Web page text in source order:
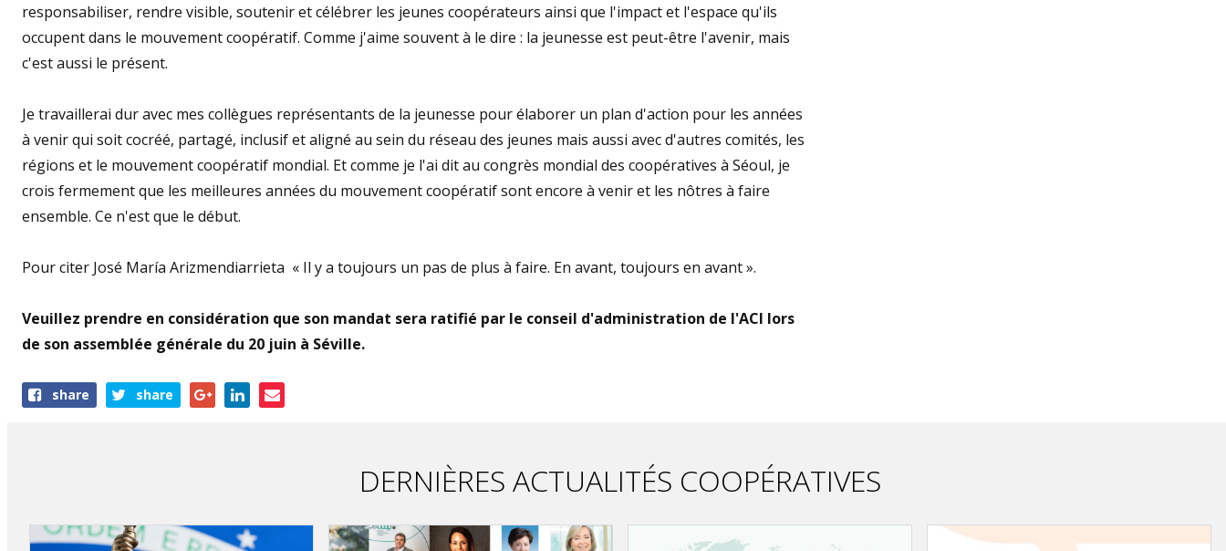
responsabiliser, rendre visible, soutenir et célébrer les jeunes coopérateurs ainsi que l'impact et l'espace qu'ils
occupent dans le mouvement coopératif. Comme j'aime souvent à le dire : la jeunesse est peut-être l'avenir, mais
c'est aussi le présent.
Je travaillerai dur avec mes collègues représentants de la jeunesse pour élaborer un plan d'action pour les années
à venir qui soit cocréé, partagé, inclusif et aligné au sein du réseau des jeunes mais aussi avec d'autres comités, les
régions et le mouvement coopératif mondial. Et comme je l'ai dit au congrès mondial des coopératives à Séoul, je
crois fermement que les meilleures années du mouvement coopératif sont encore à venir et les nôtres à faire
ensemble. Ce n'est que le début.
Pour citer José María Arizmendiarrieta « Il y a toujours un pas de plus à faire. En avant, toujours en avant ».
Veuillez prendre en considération que son mandat sera ratifié par le conseil d'administration de l'ACI lors
de son assemblée générale du 20 juin à Séville.
Shareshare share
DERNIÈRES ACTUALITÉS COOPÉRATIVES